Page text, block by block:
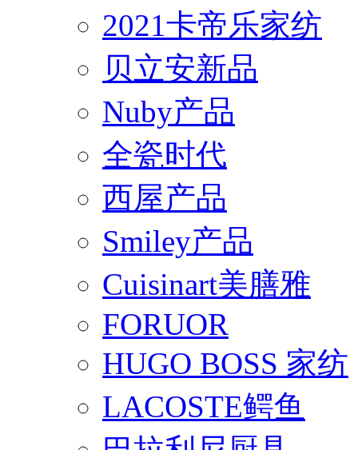
2021卡帝乐家纺
贝立安新品
Nuby产品
全瓷时代
西屋产品
Smiley产品
Cuisinart美膳雅
FORUOR
HUGO BOSS 家纺
LACOSTE鳄鱼